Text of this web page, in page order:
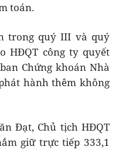
toán.
trong quý III và quý
HĐQT công ty quyết
Chứng khoán Nhà
hành thêm không
Đạt, Chủ tịch HĐQT
giữ trực tiếp 333,1